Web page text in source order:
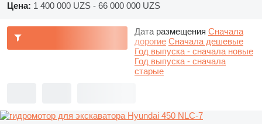
Цена: 1 400 000 UZS - 66 000 000 UZS
Дата размещения Сначала
дорогие Сначала дешевые
Год выпуска - сначала новые
Год выпуска - сначала
старые